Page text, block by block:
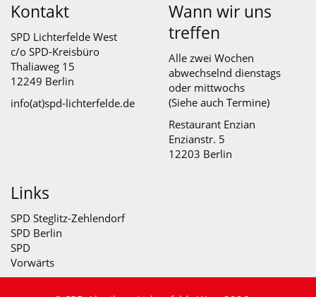
Kontakt
SPD Lichterfelde West
c/o SPD-Kreisbüro
Thaliaweg 15
12249 Berlin
info(at)spd-lichterfelde.de
Wann wir uns
treffen
Alle zwei Wochen
abwechselnd dienstags
oder mittwochs
(Siehe auch Termine)
Restaurant Enzian
Enzianstr. 5
12203 Berlin
Links
SPD Steglitz-Zehlendorf
SPD Berlin
SPD
Vorwärts